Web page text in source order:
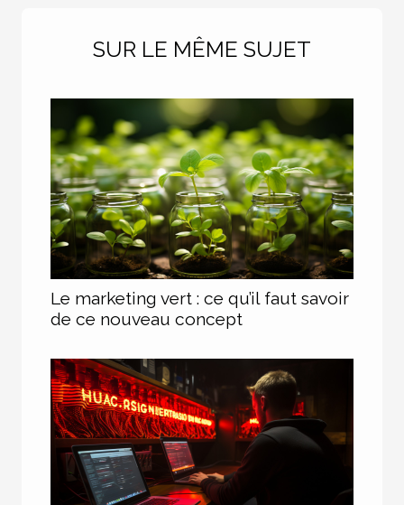
SUR LE MÊME SUJET
Le marketing vert : ce qu’il faut savoir
de ce nouveau concept